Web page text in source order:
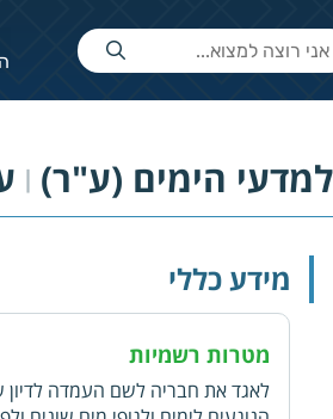
הימים (ע"ר) |
מידע כללי
מטרות רשמיות
לאגד את חבריה לשם העמדה לדיון